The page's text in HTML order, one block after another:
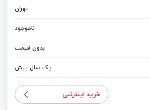
تهران
ناموجود
بدون قیمت
یک سال پیش
خرید اینترنتی